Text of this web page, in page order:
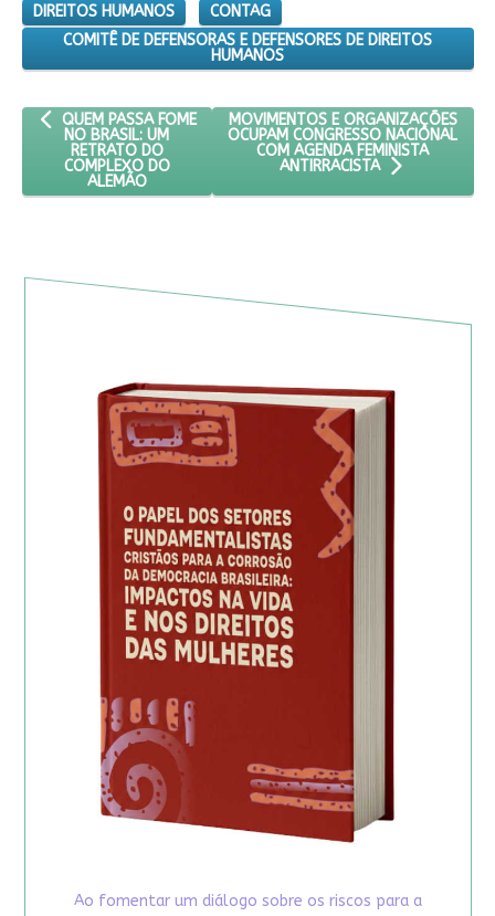
DIREITOS HUMANOS
CONTAG
COMITÊ DE DEFENSORAS E DEFENSORES DE DIREITOS
HUMANOS
ARTIGO ANTERIOR: QUEM PASSA FOME NO BRASIL: UM
QUEM PASSA FOME
NO BRASIL: UM
RETRATO DO
COMPLEXO DO
ALEMÃO
PRÓXIMO ARTIGO: MOVIMENTOS E
MOVIMENTOS E ORGANIZAÇÕES
OCUPAM CONGRESSO NACIONAL
COM AGENDA FEMINISTA
ANTIRRACISTA
Ao fomentar um diálogo sobre os riscos para a